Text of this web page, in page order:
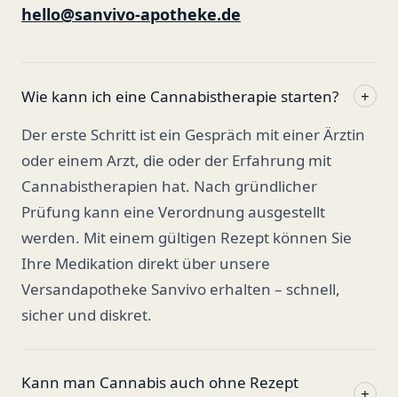
hello@sanvivo-apotheke.de
Wie kann ich eine Cannabistherapie starten?
+
Der erste Schritt ist ein Gespräch mit einer Ärztin
oder einem Arzt, die oder der Erfahrung mit
Cannabistherapien hat. Nach gründlicher
Prüfung kann eine Verordnung ausgestellt
werden. Mit einem gültigen Rezept können Sie
Ihre Medikation direkt über unsere
Versandapotheke Sanvivo erhalten – schnell,
sicher und diskret.
Kann man Cannabis auch ohne Rezept